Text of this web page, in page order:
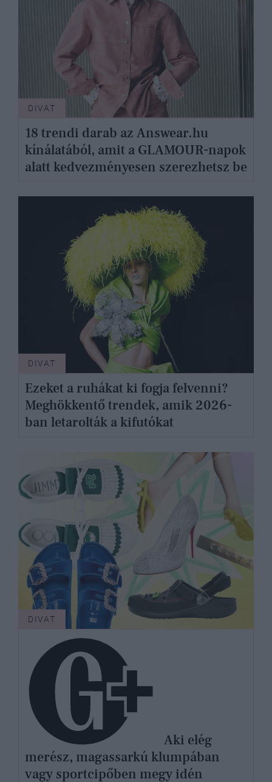
DIVAT
18 trendi darab az Answear.hu
kínálatából, amit a GLAMOUR-napok
alatt kedvezményesen szerezhetsz be
DIVAT
Ezeket a ruhákat ki fogja felvenni?
Meghökkentő trendek, amik 2026-
ban letarolták a kifutókat
DIVAT
Aki elég
merész, magassarkú klumpában
vagy sportcipőben megy idén